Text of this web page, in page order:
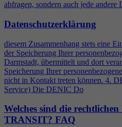
abfragen, sondern auch jede andere
Datenschutzerklärung
diesem Zusammenhang stets eine
der Speicherung Ihrer
Darmstadt, übermittelt und dort
Speicherung Ihrer
nicht in Kontakt treten können. 4.
Service) Die DENIC Do
Welches sind die
TRANSIT? FAQ